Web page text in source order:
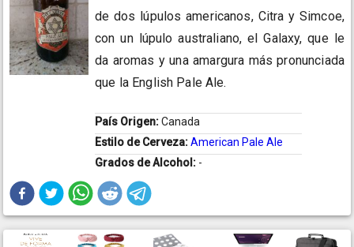
de dos lúpulos americanos, Citra y Simcoe,
con un lúpulo australiano, el Galaxy, que le
da aromas y una amargura más pronunciada
que la English Pale Ale.
País Origen:Canada
Estilo de Cerveza:American Pale Ale
Grados de Alcohol: -